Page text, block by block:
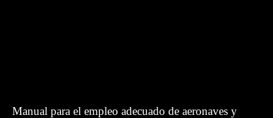
Manual para el empleo adecuado de aeronaves y